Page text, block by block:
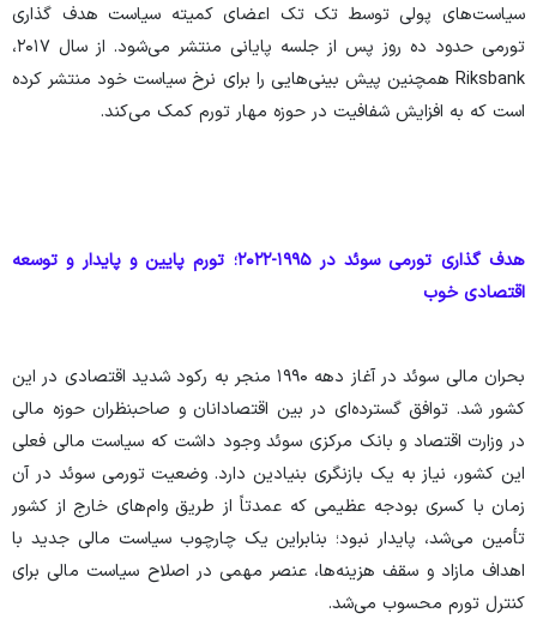
سیاست‌های پولی توسط تک تک اعضای کمیته سیاست هدف گذاری
تورمی حدود ده روز پس از جلسه پایانی منتشر می‌شود. از سال ۲۰۱۷،
Riksbank همچنین پیش بینی‌هایی را برای نرخ سیاست خود منتشر کرده
است که به افزایش شفافیت در حوزه مهار تورم کمک می‌کند.
هدف گذاری تورمی سوئد در ۱۹۹۵-۲۰۲۲؛ تورم پایین و پایدار و توسعه
اقتصادی خوب
بحران مالی سوئد در آغاز دهه ۱۹۹۰ منجر به رکود شدید اقتصادی در این
کشور شد. توافق گسترده‌ای در بین اقتصادانان و صاحبنظران حوزه مالی
در وزارت اقتصاد و بانک مرکزی سوئد وجود داشت که سیاست مالی فعلی
این کشور، نیاز به یک بازنگری بنیادین دارد. وضعیت تورمی سوئد در آن
زمان با کسری بودجه عظیمی که عمدتاً از طریق وام‌های خارج از کشور
تأمین می‌شد، پایدار نبود؛ بنابراین یک چارچوب سیاست مالی جدید با
اهداف مازاد و سقف هزینه‌ها، عنصر مهمی در اصلاح سیاست مالی برای
کنترل تورم محسوب می‌شد.